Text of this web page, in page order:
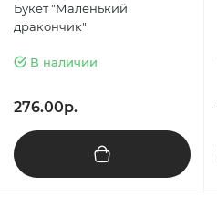
Букет "Маленький
дракончик"
В наличии
276.00р.